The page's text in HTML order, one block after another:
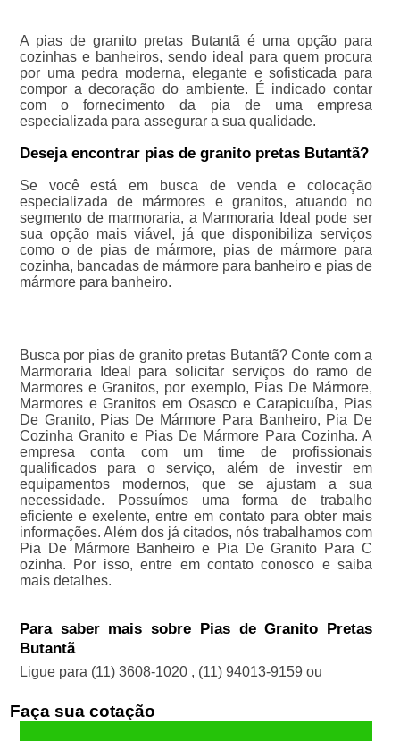
A pias de granito pretas Butantã é uma opção para
cozinhas e banheiros, sendo ideal para quem procura
por uma pedra moderna, elegante e sofisticada para
compor a decoração do ambiente. É indicado contar
com o fornecimento da pia de uma empresa
especializada para assegurar a sua qualidade.
Deseja encontrar pias de granito pretas Butantã?
Se você está em busca de venda e colocação
especializada de mármores e granitos, atuando no
segmento de marmoraria, a Marmoraria Ideal pode ser
sua opção mais viável, já que disponibiliza serviços
como o de pias de mármore, pias de mármore para
cozinha, bancadas de mármore para banheiro e pias de
mármore para banheiro.
Busca por pias de granito pretas Butantã? Conte com a
Marmoraria Ideal para solicitar serviços do ramo de
Marmores e Granitos, por exemplo, Pias De Mármore,
Marmores e Granitos em Osasco e Carapicuíba, Pias
De Granito, Pias De Mármore Para Banheiro, Pia De
Cozinha Granito e Pias De Mármore Para Cozinha. A
empresa conta com um time de profissionais
qualificados para o serviço, além de investir em
equipamentos modernos, que se ajustam a sua
necessidade. Possuímos uma forma de trabalho
eficiente e exelente, entre em contato para obter mais
informações. Além dos já citados, nós trabalhamos com
Pia De Mármore Banheiro e Pia De Granito Para C
ozinha. Por isso, entre em contato conosco e saiba
mais detalhes.
Para saber mais sobre Pias de Granito Pretas
Butantã
Ligue para (11) 3608-1020 , (11) 94013-9159 ou
Faça sua cotação